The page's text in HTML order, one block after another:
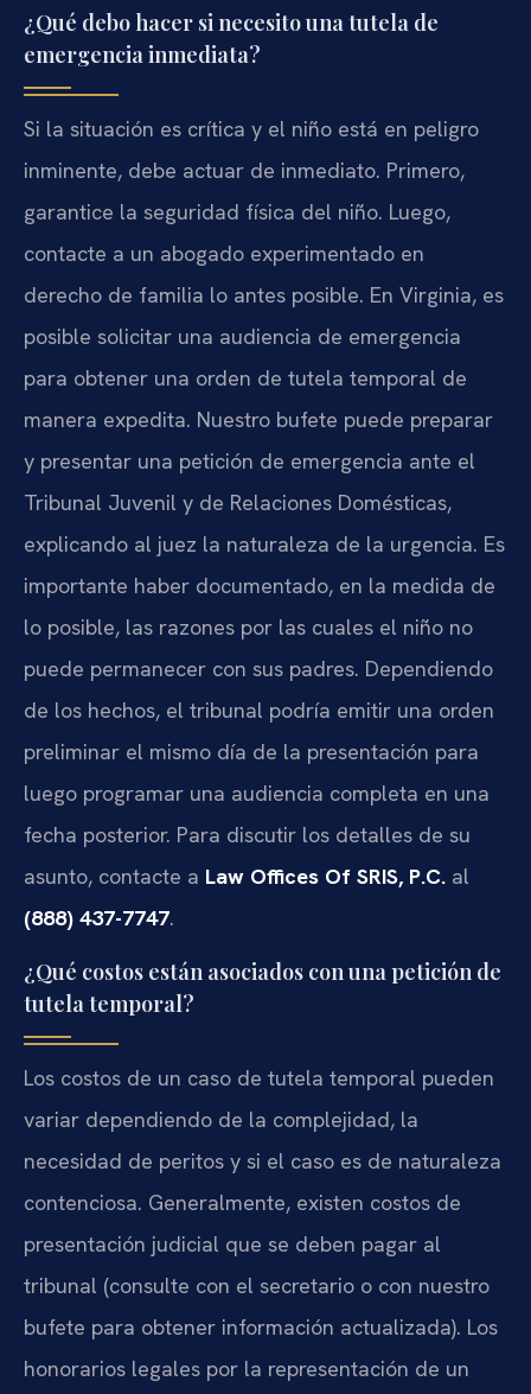
¿Qué debo hacer si necesito una tutela de
emergencia inmediata?
Si la situación es crítica y el niño está en peligro
inminente, debe actuar de inmediato. Primero,
garantice la seguridad física del niño. Luego,
contacte a un abogado experimentado en
derecho de familia lo antes posible. En Virginia, es
posible solicitar una audiencia de emergencia
para obtener una orden de tutela temporal de
manera expedita. Nuestro bufete puede preparar
y presentar una petición de emergencia ante el
Tribunal Juvenil y de Relaciones Domésticas,
explicando al juez la naturaleza de la urgencia. Es
importante haber documentado, en la medida de
lo posible, las razones por las cuales el niño no
puede permanecer con sus padres. Dependiendo
de los hechos, el tribunal podría emitir una orden
preliminar el mismo día de la presentación para
luego programar una audiencia completa en una
fecha posterior. Para discutir los detalles de su
asunto, contacte a Law Offices Of SRIS, P.C. al
(888) 437-7747.
¿Qué costos están asociados con una petición de
tutela temporal?
Los costos de un caso de tutela temporal pueden
variar dependiendo de la complejidad, la
necesidad de peritos y si el caso es de naturaleza
contenciosa. Generalmente, existen costos de
presentación judicial que se deben pagar al
tribunal (consulte con el secretario o con nuestro
bufete para obtener información actualizada). Los
honorarios legales por la representación de un